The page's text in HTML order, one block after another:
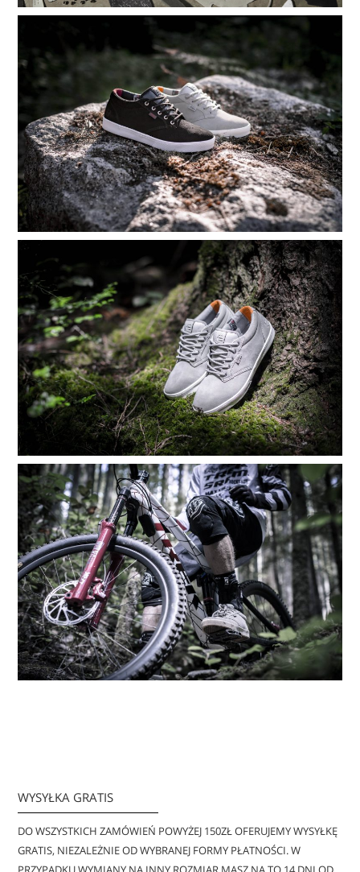
WYSYŁKA GRATIS
DO WSZYSTKICH ZAMÓWIEŃ POWYŻEJ 150ZŁ OFERUJEMY WYSYŁKĘ
GRATIS, NIEZALEŻNIE OD WYBRANEJ FORMY PŁATNOŚCI. W